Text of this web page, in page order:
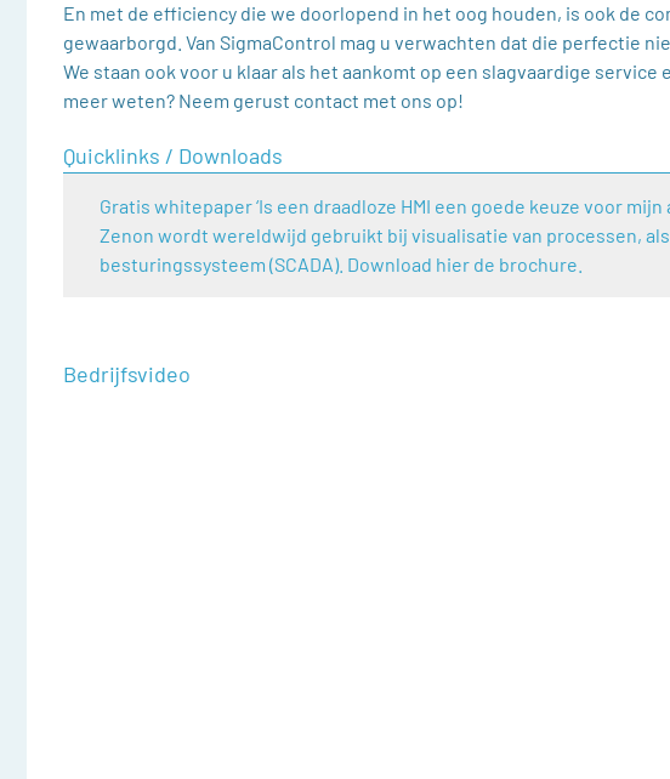
En met de efficiency die we doorlopend in het oog houden, is ook de
gewaarborgd. Van SigmaControl mag u verwachten dat die perfectie
We staan ook voor u klaar als het aankomt op een slagvaardige
meer weten? Neem gerust contact met ons op!
Quicklinks / Downloads
Gratis whitepaper ‘Is een draadloze HMI een goede keuze voor mijn
Zenon wordt wereldwijd gebruikt bij visualisatie van processen,
besturingssysteem (SCADA). Download hier de brochure.
Bedrijfsvideo